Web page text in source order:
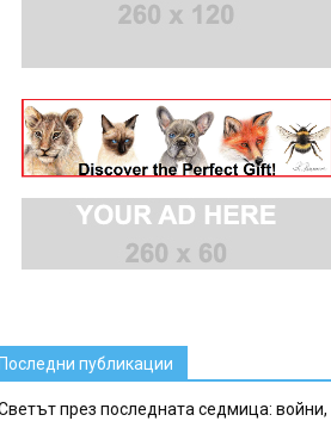
публикации
през последната седмица: войни,